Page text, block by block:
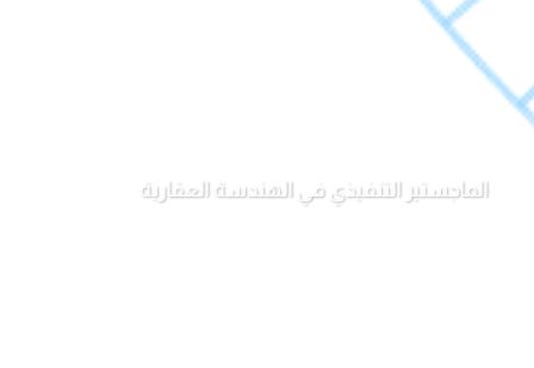
الماجستير التنفيذي في الهندسة العقارية